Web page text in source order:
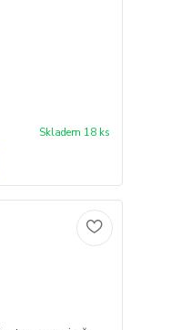
Skladem 18 ks